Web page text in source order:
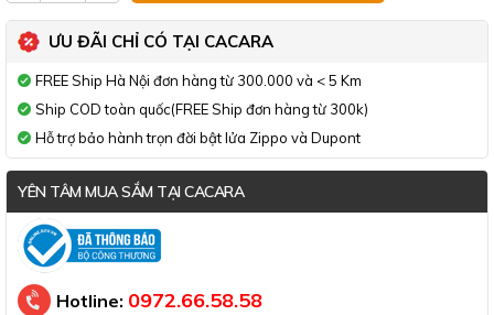
ƯU ĐÃI CHỈ CÓ TẠI CACARA
FREE Ship Hà Nội đơn hàng từ 300.000 và < 5 Km
Ship COD toàn quốc(FREE Ship đơn hàng từ 300k)
Hỗ trợ bảo hành trọn đời bật lửa Zippo và Dupont
YÊN TÂM MUA SẮM TẠI CACARA
Đã thông báo Bộ Công Thương
Hotline: 0972.66.58.58